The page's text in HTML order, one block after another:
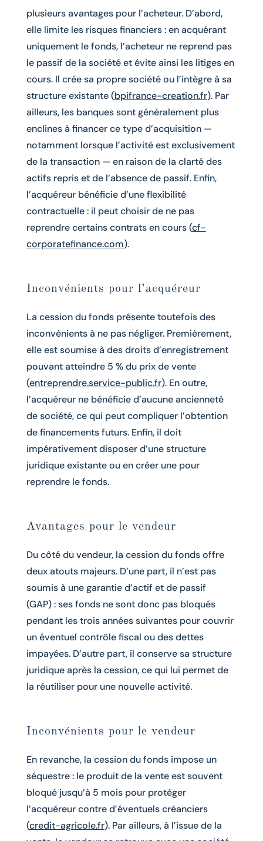
plusieurs avantages pour l’acheteur. D’abord,
elle limite les risques financiers : en acquérant
uniquement le fonds, l’acheteur ne reprend pas
le passif de la société et évite ainsi les litiges en
cours. Il crée sa propre société ou l’intègre à sa
structure existante (bpifrance-creation.fr). Par
ailleurs, les banques sont généralement plus
enclines à financer ce type d’acquisition —
notamment lorsque l’activité est exclusivement
de la transaction — en raison de la clarté des
actifs repris et de l’absence de passif. Enfin,
l’acquéreur bénéficie d’une flexibilité
contractuelle : il peut choisir de ne pas
reprendre certains contrats en cours (cf-
corporatefinance.com).
Inconvénients pour l’acquéreur
La cession du fonds présente toutefois des
inconvénients à ne pas négliger. Premièrement,
elle est soumise à des droits d’enregistrement
pouvant atteindre 5 % du prix de vente
(entreprendre.service-public.fr). En outre,
l’acquéreur ne bénéficie d’aucune ancienneté
de société, ce qui peut compliquer l’obtention
de financements futurs. Enfin, il doit
impérativement disposer d’une structure
juridique existante ou en créer une pour
reprendre le fonds.
Avantages pour le vendeur
Du côté du vendeur, la cession du fonds offre
deux atouts majeurs. D’une part, il n’est pas
soumis à une garantie d’actif et de passif
(GAP) : ses fonds ne sont donc pas bloqués
pendant les trois années suivantes pour couvrir
un éventuel contrôle fiscal ou des dettes
impayées. D’autre part, il conserve sa structure
juridique après la cession, ce qui lui permet de
la réutiliser pour une nouvelle activité.
Inconvénients pour le vendeur
En revanche, la cession du fonds impose un
séquestre : le produit de la vente est souvent
bloqué jusqu’à 5 mois pour protéger
l’acquéreur contre d’éventuels créanciers
(credit-agricole.fr). Par ailleurs, à l’issue de la